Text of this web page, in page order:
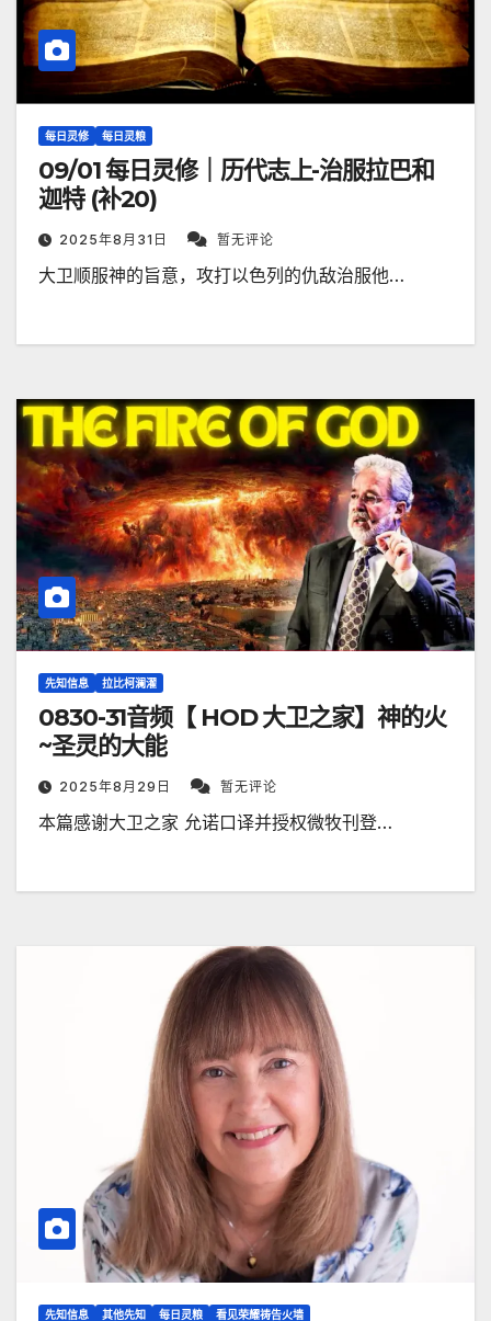
每日灵修 每日灵粮
09/01 每日灵修｜历代志上-治服拉巴和
迦特 (补20)
2025年8月31日 暂无评论
大卫顺服神的旨意，攻打以色列的仇敌治服他…
先知信息 拉比柯澜濯
0830-31音频【 HOD 大卫之家】神的火
~圣灵的大能
2025年8月29日 暂无评论
本篇感谢大卫之家 允诺口译并授权微牧刊登…
先知信息 其他先知 每日灵粮 看见荣耀祷告火墙